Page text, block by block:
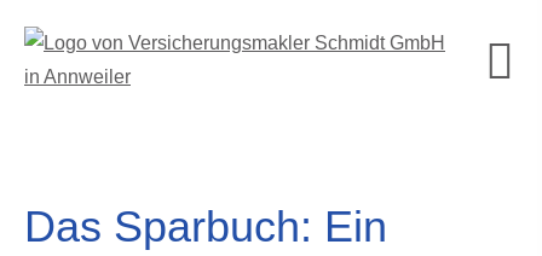
Das Sparbuch: Ein